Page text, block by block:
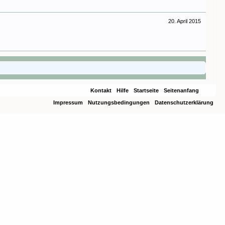
20. April 2015
Kontakt Hilfe Startseite
Seitenanfang
Impressum
Nutzungsbedingungen Datenschutzerklärung